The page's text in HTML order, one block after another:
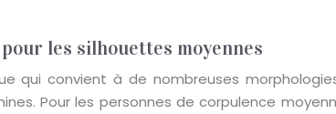
les silhouettes moyennes
qui convient à de nombreuses
Pour les personnes de corpulence